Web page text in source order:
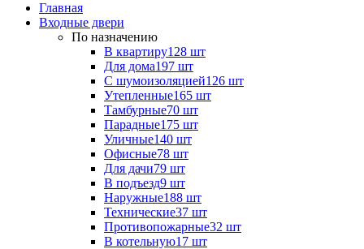
Главная
Входные двери
По назначению
В квартиру128 шт
Для дома197 шт
С шумоизоляцией126 шт
Утепленные165 шт
Тамбурные70 шт
Парадные175 шт
Уличные140 шт
Офисные78 шт
Для дачи79 шт
В подъезд9 шт
Наружные188 шт
Технические37 шт
Противопожарные32 шт
В котельную17 шт